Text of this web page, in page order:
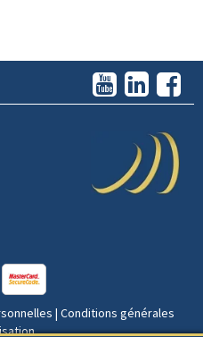
| Conditions générales